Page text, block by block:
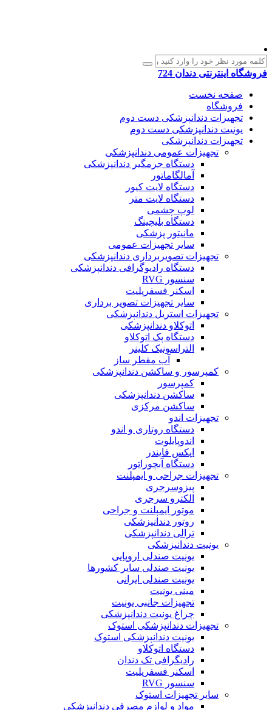
فروشگاه اینترنتی دندان 724
صفحه نخست
فروشگاه
تجهیزات دندانپزشکی دست دوم
یونیت دندانپزشکی دست دوم
تجهیزات دندانپزشکی
تجهیزات عمومی دندانپزشکی
دستگاه جرمگیر دندانپزشکی
آمالگاماتور
دستگاه لایت کیور
دستگاه لایت متر
لوپ چشمی
دستگاه بلیچینگ
مانیتور پزشکی
سایر تجهیزات عمومی
تجهیزات تصویربرداری دندانپزشکی
دستگاه رادیوگرافی دندانپزشکی
سنسور RVG
اسکنر فسفرپلیت
سایر تجهیزات تصویر برداری
تجهیزات استریل دندانپزشکی
اتوکلاو دندانپزشکی
دستگاه پک اتوکلاو
التراسونیک کلینر
آب مقطر ساز
کمپرسور و ساکشن دندانپزشکی
کمپرسور
ساکشن دندانپزشکی
ساکشن مرکزی
تجهیزات اندو
دستگاه روتاری و اندو
اندوپایلوت
اپکس فایندر
دستگاه آبچوراتور
تجهیزات جراحی و ایمپلنت
پیزوسرجری
الکترو سرجری
موتور ایمپلنت و جراحی
روتور دندانپزشکی
ترالی دندانپزشکی
یونیت دندانپزشکی
یونیت صندلی اروپایی
یونیت صندلی سایر کشورها
یونیت صندلی ایرانی
مینی یونیت
تجهیزات جانبی یونیت
چراغ یونیت دندانپزشکی
تجهیزات دندانپزشکی استوک
یونیت دندانپزشکی استوک
دستگاه اتوکلاو
رادیگرافی تک دندان
اسکنر فسفرپلیت
سنسور RVG
سایر تجهیزات استوک
مواد و لوازم مصرفی دندانپزشکی